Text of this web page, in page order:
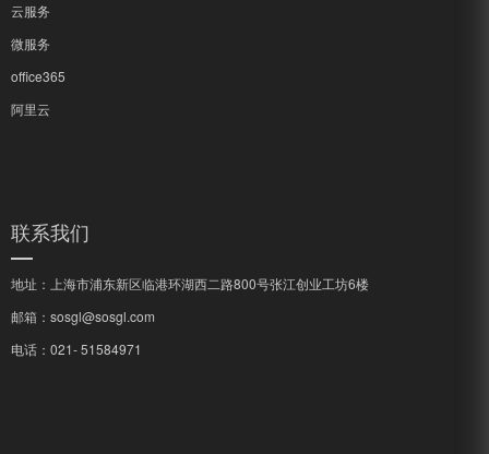
云服务
微服务
office365
阿里云
联系我们
地址：上海市浦东新区临港环湖西二路800号张江创业工坊6楼
邮箱：sosgl@sosgl.com
电话：­021- 51584971